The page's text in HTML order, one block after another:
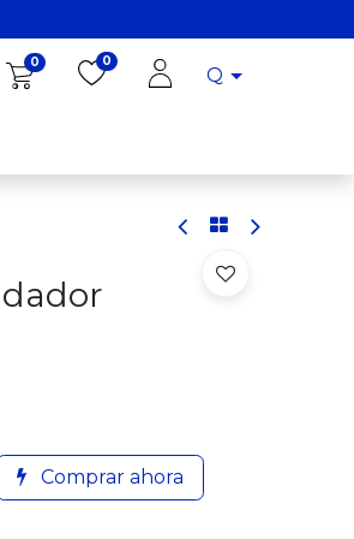
0 0
Q
Comprar ahora